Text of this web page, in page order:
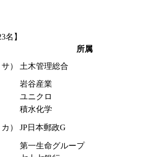
名】
所属
） 土木管理総合
岩谷産業
ユニクロ
積水化学
） JP日本郵政G
第一生命グループ